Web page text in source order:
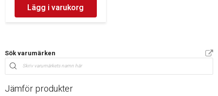
Lägg i varukorg
Sök varumärken
Jämför produkter